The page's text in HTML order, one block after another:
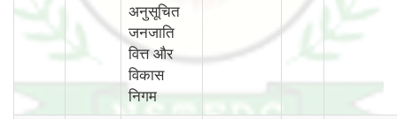
अनुसूचित
जनजाति
वित्त और
विकास
निगम